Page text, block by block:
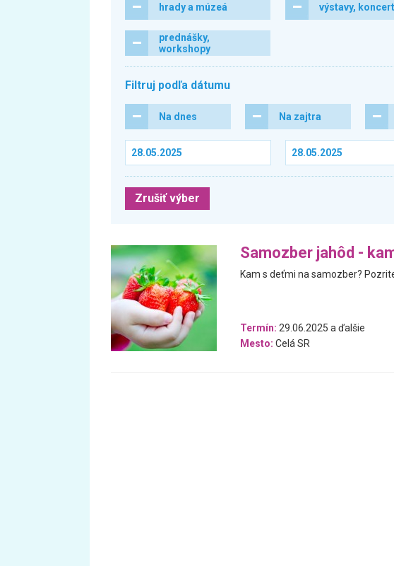
hrady a múzeá výstavy,
prednášky,
workshopy
Filtruj podľa dátumu
Na dnes Na zajtra
Zrušiť výber
Samozber jahôd -
Kam s deťmi na samozber?
Termín: 29.06.2025 a ďalšie
Mesto: Celá SR